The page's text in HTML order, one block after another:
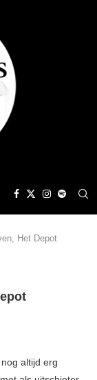
Het Depot
altijd erg